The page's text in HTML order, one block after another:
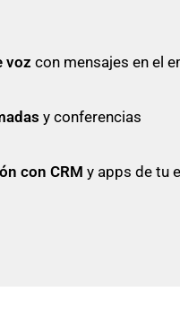
voz con mensajes en el
y conferencias
con CRM y apps de tu